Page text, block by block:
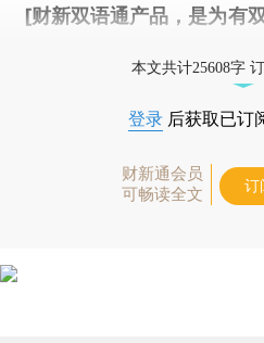
[财新双语通产品，是为有
本文共计25608字
登录 后获取已订
财新通会员
可畅读全文
订